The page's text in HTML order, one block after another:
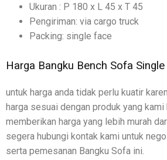
Ukuran : P 180 x L 45 x T 45
Pengiriman: via cargo truck
Packing: single face
Harga Bangku Bench Sofa
untuk harga anda tidak perlu kuatir
harga sesuai dengan produk yang kami
memberikan harga yang lebih murah
segera hubungi kontak kami untuk
serta pemesanan Bangku Sofa ini.